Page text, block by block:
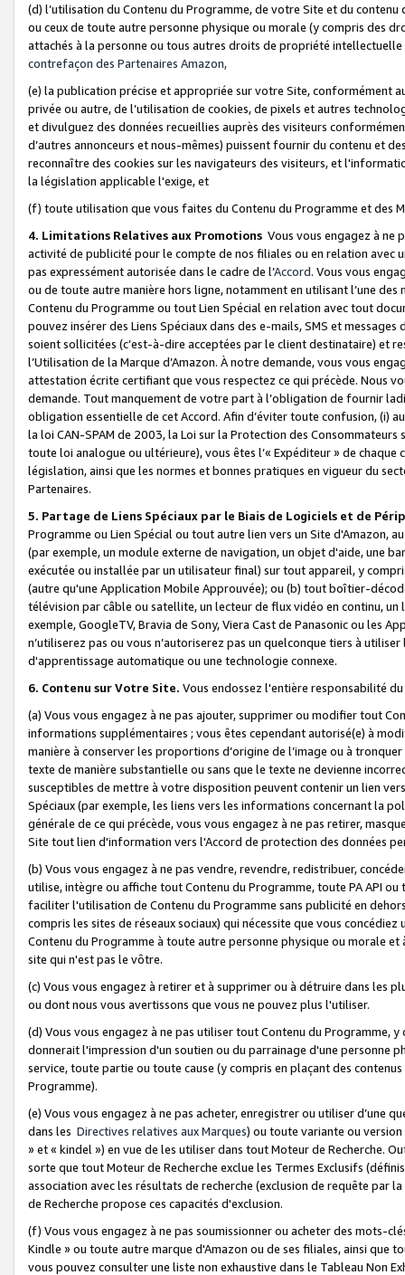
(d) l’utilisation du Contenu du Programme, de votre Site et du
ou ceux de toute autre personne physique ou morale (y compris des
attachés à la personne ou tous autres droits de propriété
contrefaçon des Partenaires Amazon,
(e) la publication précise et appropriée sur votre Site, conformément
privée ou autre, de l’utilisation de cookies, de pixels et autres
et divulguez des données recueillies auprès des visiteurs
d’autres annonceurs et nous-mêmes) puissent fournir du contenu et
reconnaître des cookies sur les navigateurs des visiteurs, et
la législation applicable l'exige, et
(f) toute utilisation que vous faites du Contenu du Programme et des
4. Limitations Relatives aux Promotions Vous vous engagez à ne
activité de publicité pour le compte de nos filiales ou en relation avec
pas expressément autorisée dans le cadre de l’Accord. Vous vous
ou de toute autre manière hors ligne, notamment en utilisant l’une
Contenu du Programme ou tout Lien Spécial en relation avec tout
pouvez insérer des Liens Spéciaux dans des e-mails, SMS et
soient sollicitées (c’est-à-dire acceptées par le client destinataire) et
l’Utilisation de la Marque d’Amazon. À notre demande, vous vous
attestation écrite certifiant que vous respectez ce qui précède. Nous
demande. Tout manquement de votre part à l’obligation de fournir
obligation essentielle de cet Accord. Afin d’éviter toute confusion, (i)
la loi CAN-SPAM de 2003, la Loi sur la Protection des
toute loi analogue ou ultérieure), vous êtes l’« Expéditeur » de
législation, ainsi que les normes et bonnes pratiques en vigueur du
Partenaires.
5. Partage de Liens Spéciaux par le Biais de Logiciels et de
Programme ou Lien Spécial ou tout autre lien vers un Site d'Amazon,
(par exemple, un module externe de navigation, un objet d'aide, une
exécutée ou installée par un utilisateur final) sur tout appareil, y
(autre qu'une Application Mobile Approuvée); ou (b) tout boîtier-
télévision par câble ou satellite, un lecteur de flux vidéo en continu,
exemple, GoogleTV, Bravia de Sony, Viera Cast de Panasonic ou les
n’utiliserez pas ou vous n’autoriserez pas un quelconque tiers à
d'apprentissage automatique ou une technologie connexe.
6. Contenu sur Votre Site. Vous endossez l'entière responsabilité
(a) Vous vous engagez à ne pas ajouter, supprimer ou modifier tout
informations supplémentaires ; vous êtes cependant autorisé(e) à
manière à conserver les proportions d’origine de l’image ou à
texte de manière substantielle ou sans que le texte ne devienne
susceptibles de mettre à votre disposition peuvent contenir un lien
Spéciaux (par exemple, les liens vers les informations concernant la
générale de ce qui précède, vous vous engagez à ne pas retirer,
Site tout lien d'information vers l'Accord de protection des données
(b) Vous vous engagez à ne pas vendre, revendre, redistribuer,
utilise, intègre ou affiche tout Contenu du Programme, toute PA API
faciliter l'utilisation de Contenu du Programme sans publicité en
compris les sites de réseaux sociaux) qui nécessite que vous
Contenu du Programme à toute autre personne physique ou morale
site qui n'est pas le vôtre.
(c) Vous vous engagez à retirer et à supprimer ou à détruire dans les
ou dont nous vous avertissons que vous ne pouvez plus l'utiliser.
(d) Vous vous engagez à ne pas utiliser tout Contenu du Programme,
donnerait l'impression d'un soutien ou du parrainage d'une personne
service, toute partie ou toute cause (y compris en plaçant des
Programme).
(e) Vous vous engagez à ne pas acheter, enregistrer ou utiliser d’une
dans les Directives relatives aux Marques) ou toute variante ou
» et « kindel ») en vue de les utiliser dans tout Moteur de Recherche.
sorte que tout Moteur de Recherche exclue les Termes Exclusifs
association avec les résultats de recherche (exclusion de requête
de Recherche propose ces capacités d'exclusion.
(f) Vous vous engagez à ne pas soumissionner ou acheter des mots-
Kindle » ou toute autre marque d'Amazon ou de ses filiales, ainsi que
vous pouvez consulter une liste non exhaustive dans le Tableau Non